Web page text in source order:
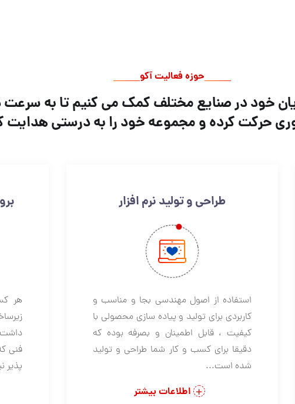
حوزه فعالیت آکو
خود در صنایع مختلف کمک می کنیم تا به سرعت
حرکت کرده و مجموعه خود را به درستی هدایت
طراحی و تولید نرم افزار
استفاده از اصول مهندسی بجا و مناسب و
کاربردی برای تولید و پیاده سازی محصولی با
کیفیت ، قابل اطمینان و بصرفه بوده که
دقیقا برای کسب و کار شما طراحی و تولید
شده است...
اطلاعات بیشتر
هر
فنی